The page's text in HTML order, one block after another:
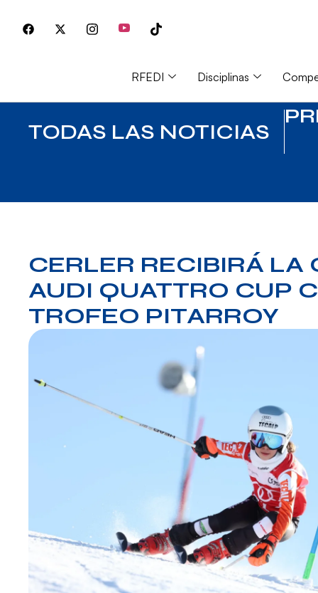
RFEDI Disciplinas
TODAS LAS NOTICIAS
CERLER RECIBIRÁ
AUDI QUATTRO CUP
TROFEO PITARROY